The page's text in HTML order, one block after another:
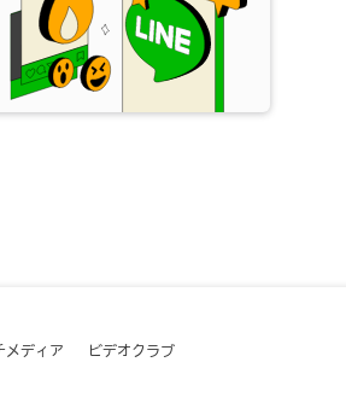
メディア ビデオクラブ